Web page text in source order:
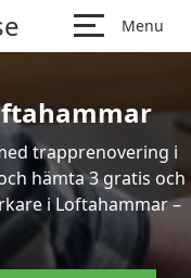
Menu
trapprenovering i
hämta 3 gratis och
i Loftahammar –